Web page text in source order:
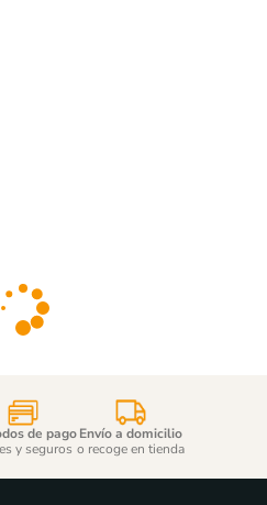
de pago
y seguros
Envío a domicilio
o recoge en tienda